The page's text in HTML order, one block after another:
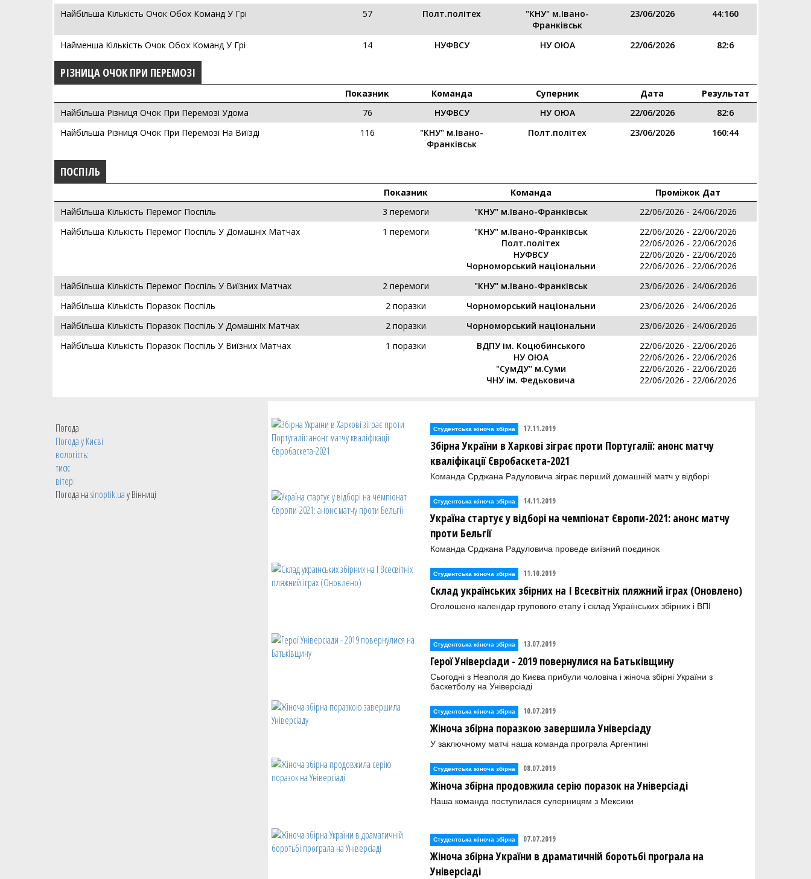
Найбільша Кількість Очок Обох Команд У Грі 57 Полт.політех
"КНУ" м.Івано-
Франківськ
23/06/2026 44:160
Найменша Кількість Очок Обох Команд У Грі 14 НУФВСУ НУ ОЮА 22/06/2026 82:6
РІЗНИЦА ОЧОК ПРИ ПЕРЕМОЗІ
Показник Команда Суперник Дата
Результат
Найбільша Різниця Очок При Перемозі Удома
76 НУФВСУ НУ ОЮА 22/06/2026
82:6
Найбільша Різниця Очок При Перемозі На Виїзді
116
"КНУ" м.Івано-
Франківськ
Полт.політех 23/06/2026 160:44
ПОСПІЛЬ
Показник Команда
Проміжок Дат
Найбільша Кількість Перемог Поспіль
3 перемоги "КНУ" м.Івано-Франківськ
22/06/2026 - 24/06/2026
Найбільша Кількість Перемог Поспіль У Домашніх Матчах
1 перемоги
"КНУ" м.Івано-Франківськ
Полт.політех
НУФВСУ
Чорноморський національни
22/06/2026 - 22/06/2026
22/06/2026 - 22/06/2026
22/06/2026 - 22/06/2026
22/06/2026 - 22/06/2026
Найбільша Кількість Перемог Поспіль У Виїзних Матчах
2 перемоги "КНУ" м.Івано-Франківськ
23/06/2026 - 24/06/2026
Найбільша Кількість Поразок Поспіль
2 поразки Чорноморський національни
23/06/2026 - 24/06/2026
Найбільша Кількість Поразок Поспіль У Домашніх Матчах
2 поразки Чорноморський національни
23/06/2026 - 24/06/2026
Найбільша Кількість Поразок Поспіль У Виїзних Матчах
1 поразки
ВДПУ ім. Коцюбинського
НУ ОЮА
"СумДУ" м.Суми
ЧНУ ім. Федьковича
22/06/2026 - 22/06/2026
22/06/2026 - 22/06/2026
22/06/2026 - 22/06/2026
22/06/2026 - 22/06/2026
Погода
Погода уКиєві
вологість:
тиск:
вітер:
Погода наsinoptik.uaу Вінниці
Студентська жіноча збірна 17.11.2019
Збірна України в Харкові зіграє проти Португалії: анонс матчу
кваліфікації Євробаскета-2021
Команда Срджана Радуловича зіграє перший домашній матч у відборі
Студентська жіноча збірна 14.11.2019
Україна стартує у відборі на чемпіонат Європи-2021: анонс матчу
проти Бельгії
Команда Срджана Радуловича проведе виїзний поєдинок
Студентська жіноча збірна 11.10.2019
Склад українських збірних на І Всесвітніх пляжний іграх (Оновлено)
Оголошено календар групового етапу і склад Українських збірних і ВПІ
Студентська жіноча збірна 13.07.2019
Герої Універсіади - 2019 повернулися на Батьківщину
Сьогодні з Неаполя до Києва прибули чоловіча і жіноча збірні України з
баскетболу на Універсіаді
Студентська жіноча збірна 10.07.2019
Жіноча збірна поразкою завершила Універсіаду
У заключному матчі наша команда програла Аргентині
Студентська жіноча збірна 08.07.2019
Жіноча збірна продовжила серію поразок на Універсіаді
Наша команда поступилася суперницям з Мексики
Студентська жіноча збірна 07.07.2019
Жіноча збірна України в драматичній боротьбі програла на
Універсіаді